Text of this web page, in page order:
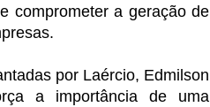
comprometer a geração de
por Laércio, Edmilson
a importância de uma